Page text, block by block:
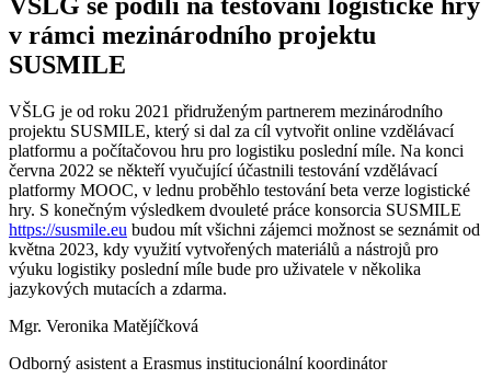
v rámci mezinárodního projektu
SUSMILE
VŠLG je od roku 2021 přidruženým partnerem mezinárodního
projektu SUSMILE, který si dal za cíl vytvořit online vzdělávací
platformu a počítačovou hru pro logistiku poslední míle. Na konci
června 2022 se někteří vyučující účastnili testování vzdělávací
platformy MOOC, v lednu proběhlo testování beta verze logistické
hry. S konečným výsledkem dvouleté práce konsorcia SUSMILE
https://susmile.eu budou mít všichni zájemci možnost se seznámit od
května 2023, kdy využití vytvořených materiálů a nástrojů pro
výuku logistiky poslední míle bude pro uživatele v několika
jazykových mutacích a zdarma.
Mgr. Veronika Matějíčková
Odborný asistent a Erasmus institucionální koordinátor